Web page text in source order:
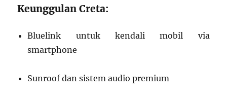
Keunggulan Creta:
Bluelink untuk kendali mobil via
smartphone
Sunroof dan sistem audio premium